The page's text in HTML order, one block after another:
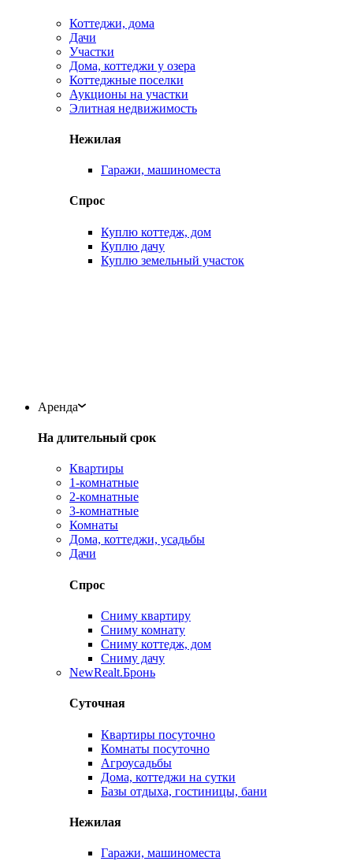
Коттеджи, дома
Дачи
Участки
Дома, коттеджи у озера
Коттеджные поселки
Аукционы на участки
Элитная недвижимость
Нежилая
Гаражи, машиноместа
Спрос
Куплю коттедж, дом
Куплю дачу
Куплю земельный участок
Аренда
На длительный срок
Квартиры
1-комнатные
2-комнатные
3-комнатные
Комнаты
Дома, коттеджи, усадьбы
Дачи
Спрос
Сниму квартиру
Сниму комнату
Сниму коттедж, дом
Сниму дачу
NewRealt.Бронь
Суточная
Квартиры посуточно
Комнаты посуточно
Агроусадьбы
Дома, коттеджи на сутки
Базы отдыха, гостиницы, бани
Нежилая
Гаражи, машиноместа